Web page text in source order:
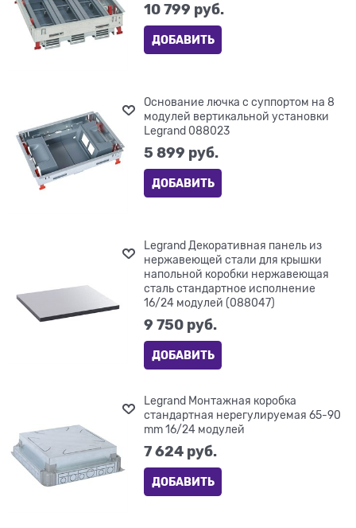
10 799 руб.
ДОБАВИТЬ
Основание лючка с суппортом на 8
модулей вертикальной установки
Legrand 088023
5 899 руб.
ДОБАВИТЬ
Legrand Декоративная панель из
нержавеющей стали для крышки
напольной коробки нержавеющая
сталь стандартное исполнение
16/24 модулей (088047)
9 750 руб.
ДОБАВИТЬ
Legrand Монтажная коробка
стандартная нерегулируемая 65-90
mm 16/24 модулей
7 624 руб.
ДОБАВИТЬ